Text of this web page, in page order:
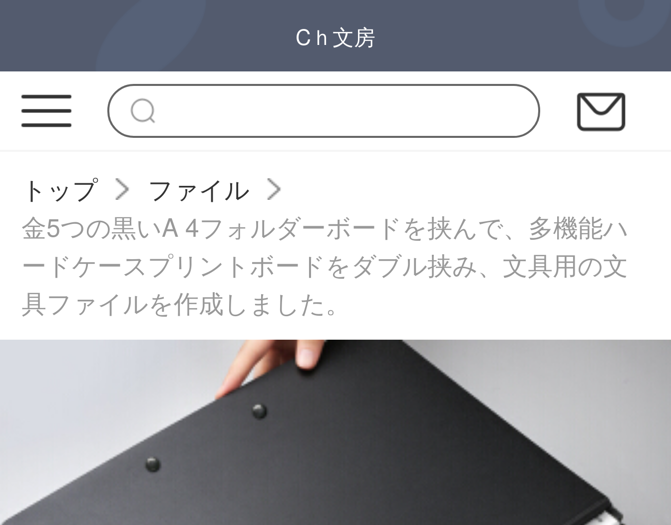
Cｈ文房
トップ
ファイル
金5つの黒いA 4フォルダーボードを挟んで、多機能ハ
ードケースプリントボードをダブル挟み、文具用の文
具ファイルを作成しました。